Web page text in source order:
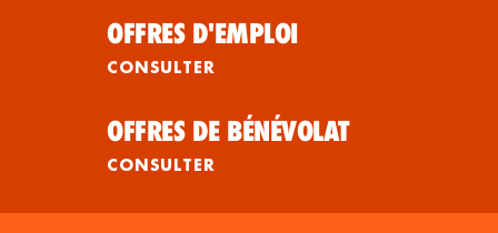
OFFRES D'EMPLOI
CONSULTER
OFFRES DE BÉNÉVOLAT
CONSULTER